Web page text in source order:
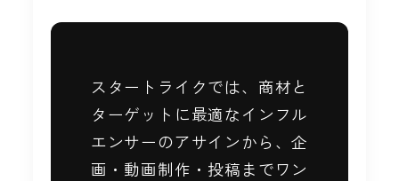
スタートライクでは、商材と
ターゲットに最適なインフル
エンサーのアサインから、企
画・動画制作・投稿までワン